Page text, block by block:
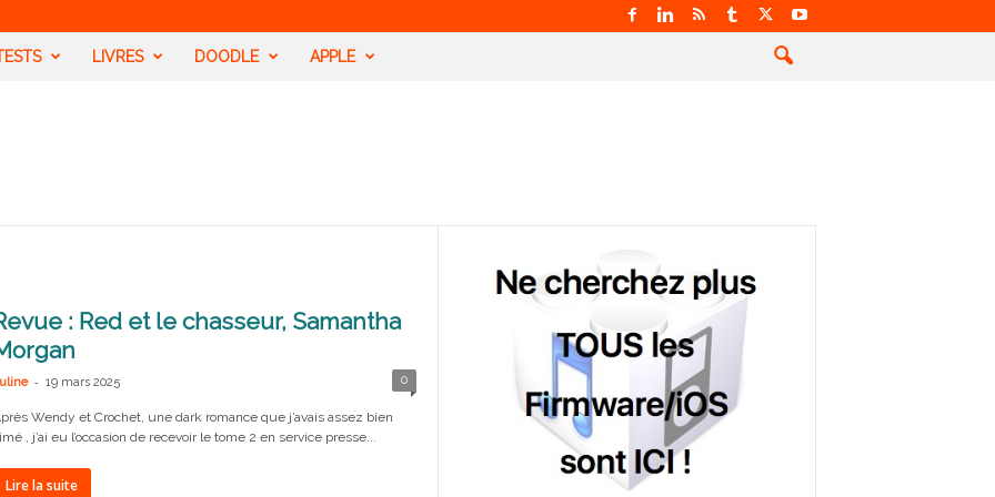
LIVRES DOODLE APPLE
: Red et le chasseur, Samantha
- 19 mars 2025 0
Wendy et Crochet, une dark romance que j’avais assez bien
, j’ai eu l’occasion de recevoir le tome 2 en service presse...
Lire la suite